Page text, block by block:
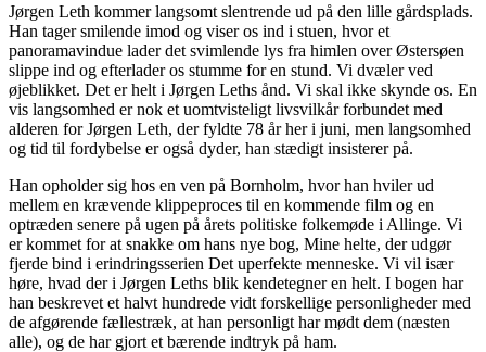
Jørgen Leth kommer langsomt slentrende ud på den lille gårdsplads.
Han tager smilende imod og viser os ind i stuen, hvor et
panoramavindue lader det svimlende lys fra himlen over Østersøen
slippe ind og efterlader os stumme for en stund. Vi dvæler ved
øjeblikket. Det er helt i Jørgen Leths ånd. Vi skal ikke skynde os. En
vis langsomhed er nok et uomtvisteligt livsvilkår forbundet med
alderen for Jørgen Leth, der fyldte 78 år her i juni, men langsomhed
og tid til fordybelse er også dyder, han stædigt insisterer på.
Han opholder sig hos en ven på Bornholm, hvor han hviler ud
mellem en krævende klippeproces til en kommende film og en
optræden senere på ugen på årets politiske folkemøde i Allinge. Vi
er kommet for at snakke om hans nye bog, Mine helte, der udgør
fjerde bind i erindringsserien Det uperfekte menneske. Vi vil især
høre, hvad der i Jørgen Leths blik kendetegner en helt. I bogen har
han beskrevet et halvt hundrede vidt forskellige personligheder med
de afgørende fællestræk, at han personligt har mødt dem (næsten
alle), og de har gjort et bærende indtryk på ham.